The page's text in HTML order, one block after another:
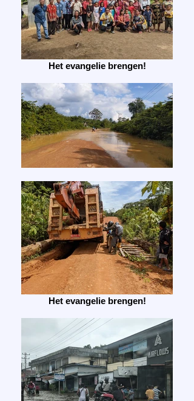
Het evangelie brengen!
Het evangelie brengen!